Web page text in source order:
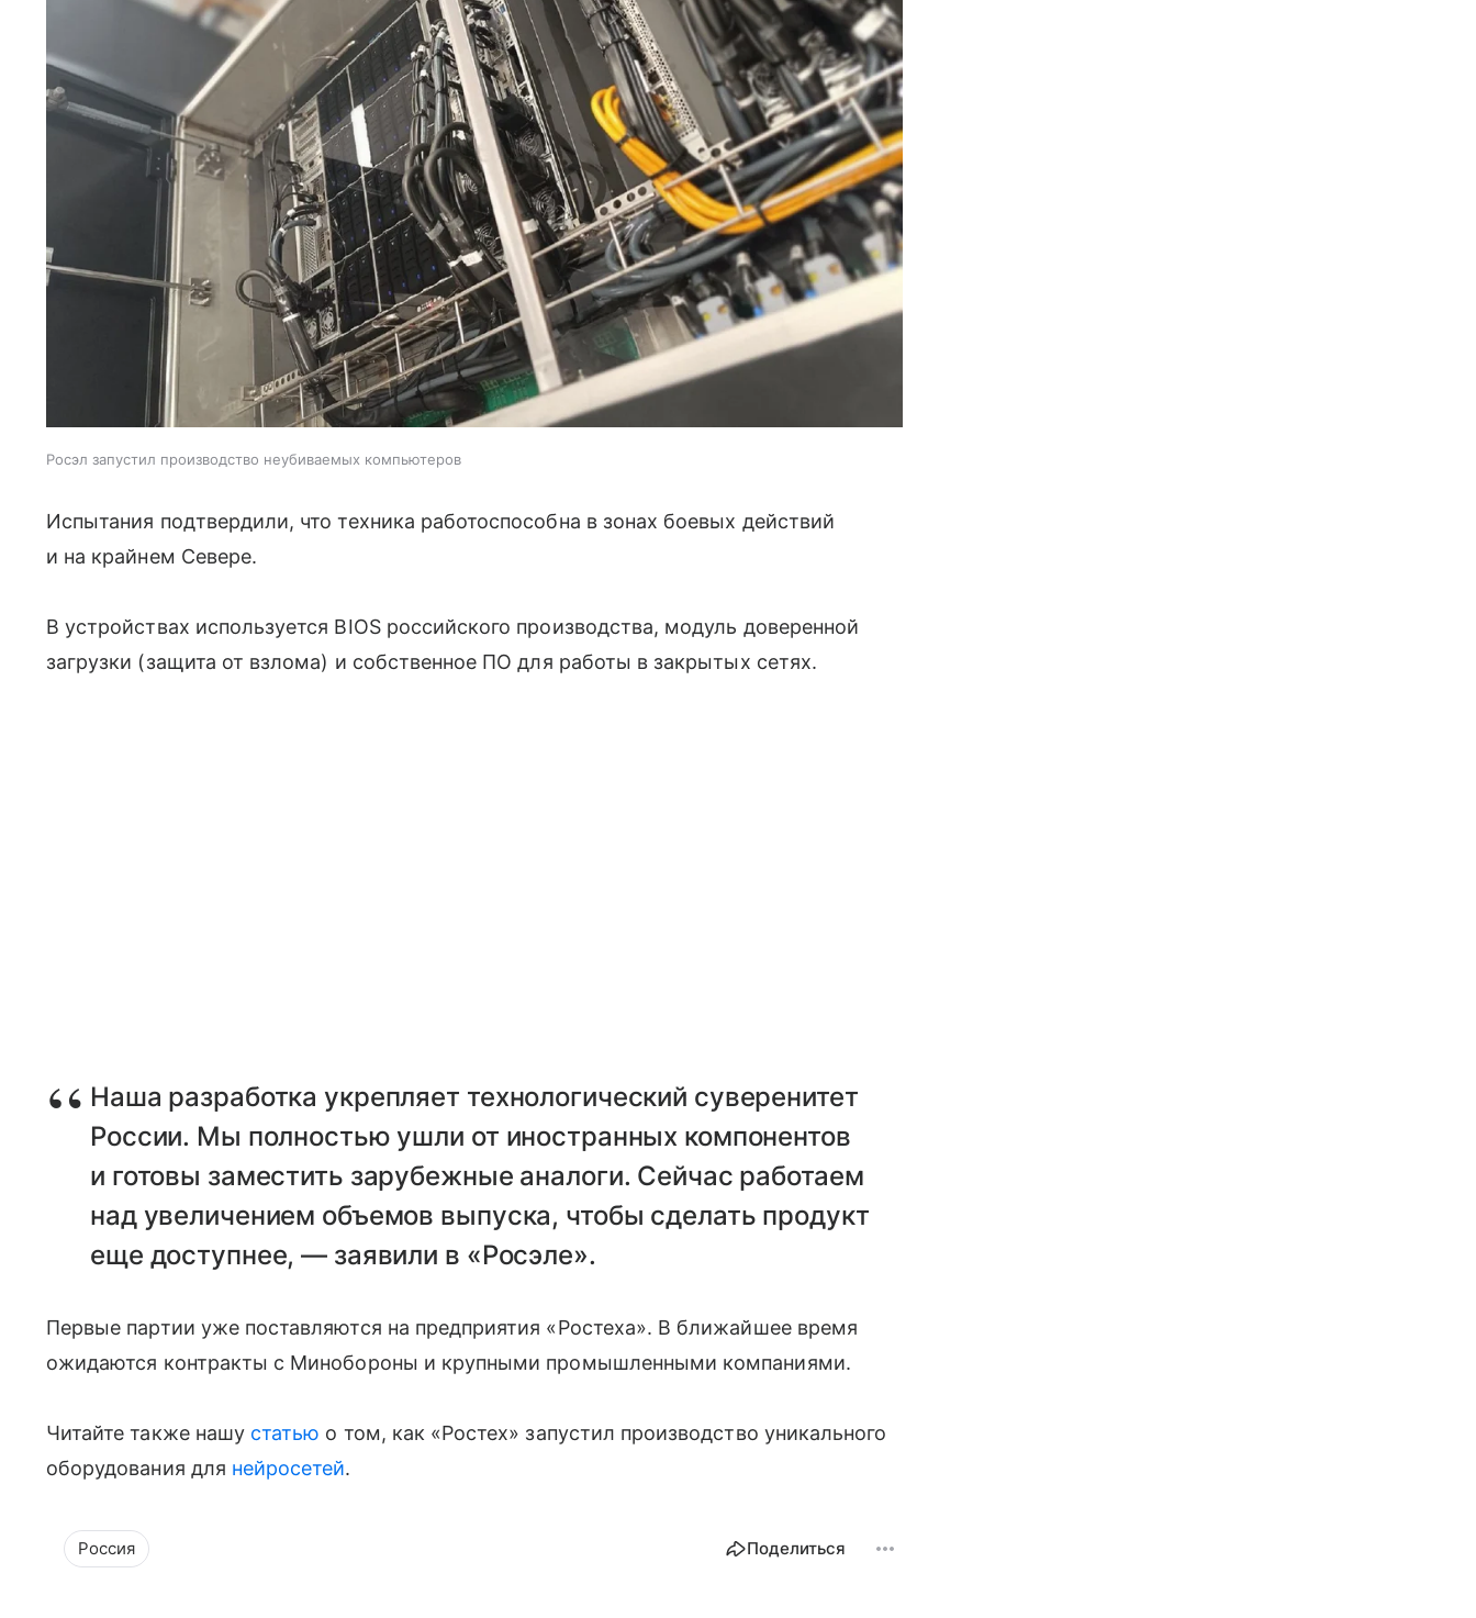
Росэл запустил производство неубиваемых компьютеров
Испытания подтвердили, что техника работоспособна в зонах боевых действий
и на крайнем Севере.
В устройствах используется BIOS российского производства, модуль доверенной
загрузки (защита от взлома) и собственное ПО для работы в закрытых сетях.
Наша разработка укрепляет технологический суверенитет
России. Мы полностью ушли от иностранных компонентов
и готовы заместить зарубежные аналоги. Сейчас работаем
над увеличением объемов выпуска, чтобы сделать продукт
еще доступнее, — заявили в «Росэле».
Первые партии уже поставляются на предприятия «Ростеха». В ближайшее время
ожидаются контракты с Минобороны и крупными промышленными компаниями.
Читайте также нашу статью о том, как «Ростех» запустил производство уникального
оборудования для нейросетей.
Россия Поделиться